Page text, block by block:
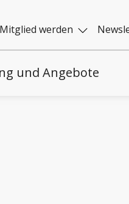
Mitglied werden
und Angebote